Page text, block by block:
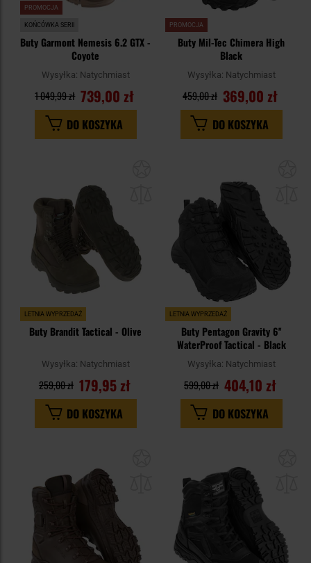
PROMOCJA
KOŃCÓWKA SERII
Buty Garmont Nemesis 6.2 GTX -
Coyote
Wysyłka: Natychmiast
739,00 zł
1 049,99 zł
DO KOSZYKA
PROMOCJA
Buty Mil-Tec Chimera High
Black
Wysyłka: Natychmiast
369,00 zł
459,00 zł
DO KOSZYKA
schowka
LETNIA WYPRZEDAŻ
Buty Brandit Tactical - Olive
Wysyłka: Natychmiast
179,95 zł
259,00 zł
DO KOSZYKA
LETNIA WYPRZEDAŻ
Buty Pentagon Gravity 6''
WaterProof Tactical - Black
Wysyłka: Natychmiast
404,10 zł
599,00 zł
DO KOSZYKA
schowka